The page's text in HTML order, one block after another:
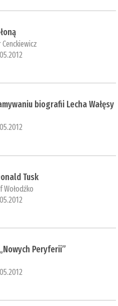
Cenckiewicz
biografii Lecha Wałęsy
Tusk
Wołodźko
Peryferii”